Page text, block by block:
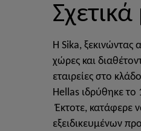
H Sika,
χώρες και
εταιρείες στο
Hellas ιδρύθηκε το
Έκτοτε, κατάφερε
εξειδικευμένων